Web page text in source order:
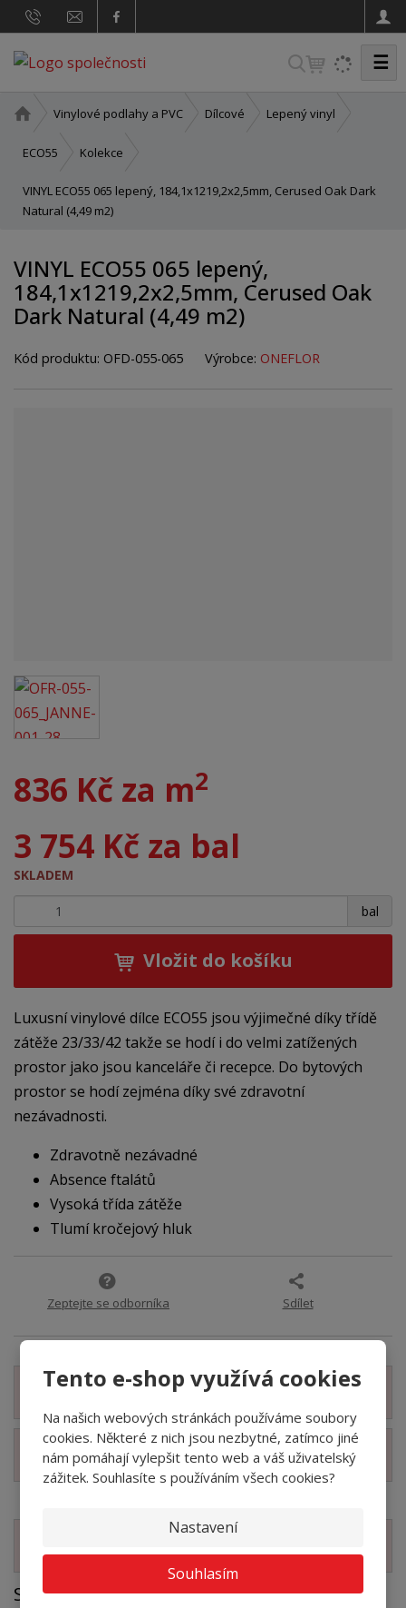
Tento e-shop využívá cookies
Na našich webových stránkách používáme soubory
cookies. Některé z nich jsou nezbytné, zatímco jiné
nám pomáhají vylepšit tento web a váš uživatelský
zážitek. Souhlasíte s používáním všech cookies?
Nastavení
Souhlasím
V
h
d
☰
o
n
í
a
n
Vinylové podlahy a PVC Dílcové Lepený vinyl
ECO55 Kolekce
VINYL ECO55 065 lepený, 184,1x1219,2x2,5mm, Cerused Oak Dark
Natural (4,49 m2)
VINYL ECO55 065 lepený,
184,1x1219,2x2,5mm, Cerused Oak
Dark Natural (4,49 m2)
Kód produktu: OFD-055-065 Výrobce: ONEFLOR
836 Kč za m2
3 754 Kč za bal
SKLADEM
bal
+ -
Vložit do košíku
Luxusní vinylové dílce ECO55 jsou výjimečné díky třídě
zátěže 23/33/42 takže se hodí i do velmi zatížených
prostor jako jsou kanceláře či recepce. Do bytových
prostor se hodí zejména díky své zdravotní
nezávadnosti.
Zdravotně nezávadné
Absence ftalátů
Vysoká třída zátěže
Tlumí kročejový hluk
Zeptejte se odborníka Sdílet
Zobrazit detailní popis
Zobrazit technické parametry
Soubory ke stažení